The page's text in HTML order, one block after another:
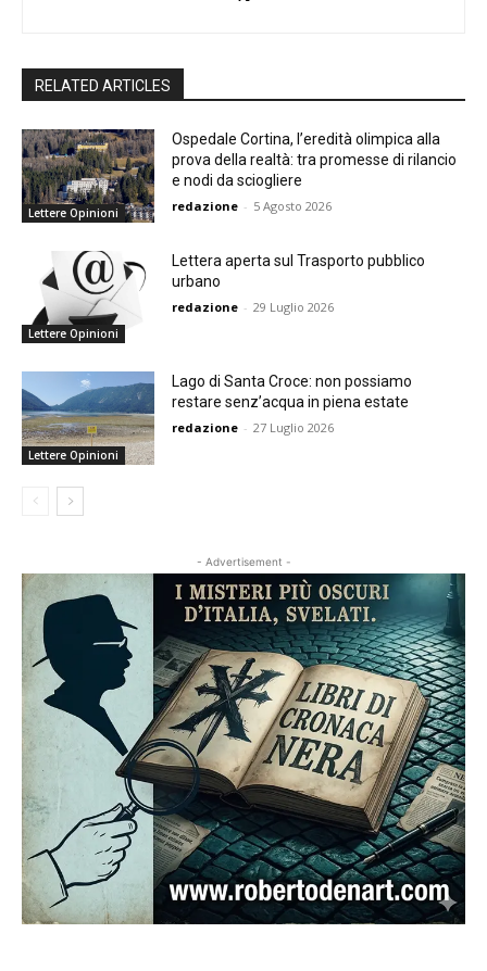
RELATED ARTICLES
Lettere Opinioni
Ospedale Cortina, l’eredità olimpica alla
prova della realtà: tra promesse di rilancio
e nodi da sciogliere
redazione - 5 Agosto 2026
Lettere Opinioni
Lettera aperta sul Trasporto pubblico
urbano
redazione - 29 Luglio 2026
Lettere Opinioni
Lago di Santa Croce: non possiamo
restare senz’acqua in piena estate
redazione - 27 Luglio 2026
- Advertisement -